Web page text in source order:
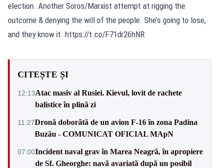
election. Another Soros/Marxist attempt at rigging the
outcome & denying the will of the people. She’s going to lose,
and they know it. https://t.co/F71dr26hNR
CITEȘTE ȘI
12:13Atac masiv al Rusiei. Kievul, lovit de rachete
balistice în plină zi
11:27Dronă doborâtă de un avion F‑16 în zona Padina
Buzău - COMUNICAT OFICIAL MApN
07:00Incident naval grav în Marea Neagră, în apropiere
de Sf. Gheorghe: navă avariată după un posibil